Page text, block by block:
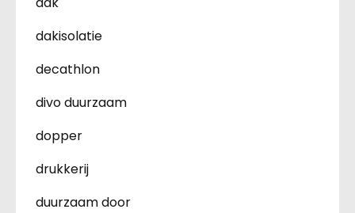
dakisolatie
decathlon
divo duurzaam
dopper
drukkerij
duurzaam door